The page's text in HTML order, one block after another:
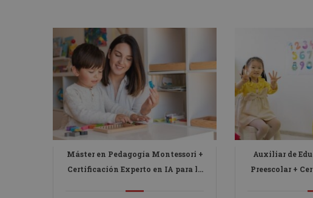
Máster en Pedagogía Montessori +
Certificación Experto en IA para la
Auxiliar de
Preescolar +